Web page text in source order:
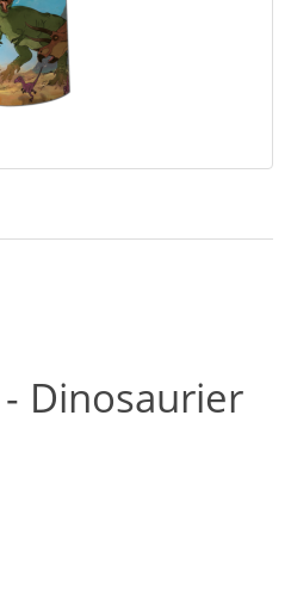
Dinosaurier